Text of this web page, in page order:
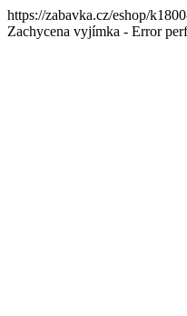
https://zabavka.cz/eshop/
Zachycena vyjímka - Error